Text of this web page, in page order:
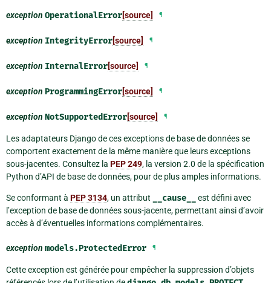
exception OperationalError[source] ¶
exception IntegrityError[source] ¶
exception InternalError[source] ¶
exception ProgrammingError[source] ¶
exception NotSupportedError[source] ¶
Les adaptateurs Django de ces exceptions de base de données se
comportent exactement de la même manière que leurs exceptions
sous-jacentes. Consultez la PEP 249, la version 2.0 de la spécification
Python d’API de base de données, pour de plus amples informations.
Se conformant à PEP 3134, un attribut __cause__
est défini avec
l’exception de base de données sous-jacente, permettant ainsi d’avoir
accès à d’éventuelles informations complémentaires.
exception models.ProtectedError ¶
Cette exception est générée pour empêcher la suppression d’objets